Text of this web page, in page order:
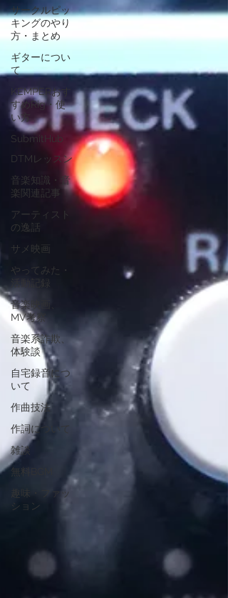
サークルピッ
キングのやり
方・まとめ
ギターについ
て
KEMPERおす
すめRig・使
い方
SubmitHub
DTMレッスン
音楽知識・音
楽関連記事
アーティスト
の逸話
サメ映画
やってみた・
活動記録
音楽映画、
MV考察
音楽系詐欺、
体験談
自宅録音につ
いて
作曲技法
作詞について
雑談
無料BGM
趣味・ファッ
ション